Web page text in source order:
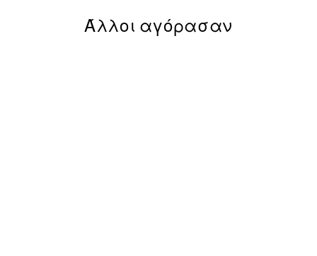
Άλλοι αγόρασαν